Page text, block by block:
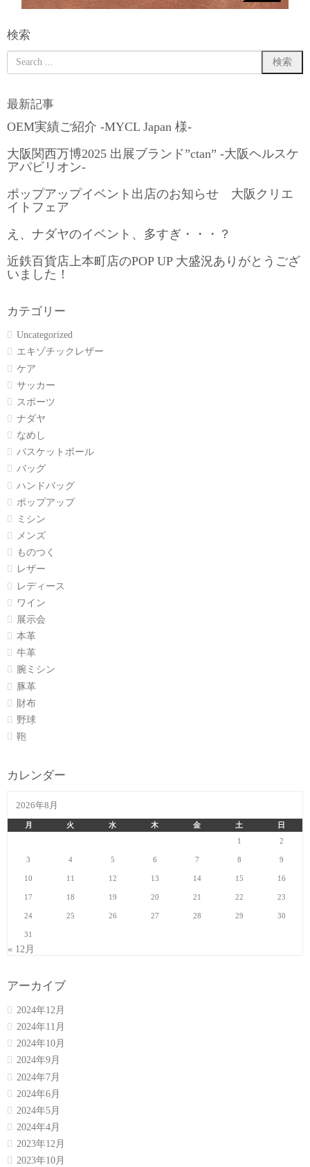
検索
最新記事
OEM実績ご紹介 -MYCL Japan 様-
大阪関西万博2025 出展ブランド”ctan” -大阪ヘルスケ
アパビリオン-
ポップアップイベント出店のお知らせ 大阪クリエ
イトフェア
え、ナダヤのイベント、多すぎ・・・？
近鉄百貨店上本町店のPOP UP 大盛況ありがとうござ
いました！
カテゴリー
Uncategorized
エキゾチックレザー
ケア
サッカー
スポーツ
ナダヤ
なめし
バスケットボール
バッグ
ハンドバッグ
ポップアップ
ミシン
メンズ
ものつく
レザー
レディース
ワイン
展示会
本革
牛革
腕ミシン
豚革
財布
野球
鞄
カレンダー
2026年8月
月 火 水 木 金 土
日
1
2
3 4 5 6 7 8 9
10 11 12 13 14 15 16
17 18 19 20 21 22 23
24 25 26 27 28 29 30
31
« 12月
アーカイブ
2024年12月
2024年11月
2024年10月
2024年9月
2024年7月
2024年6月
2024年5月
2024年4月
2023年12月
2023年10月